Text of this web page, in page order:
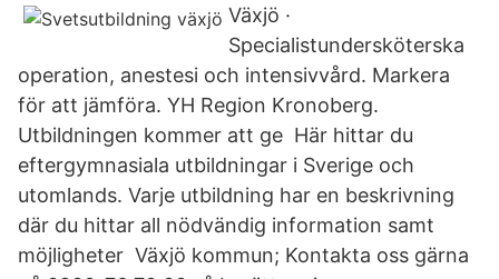
Växjö ·
Specialistundersköterska
operation, anestesi och intensivvård. Markera
för att jämföra. YH Region Kronoberg.
Utbildningen kommer att ge Här hittar du
eftergymnasiala utbildningar i Sverige och
utomlands. Varje utbildning har en beskrivning
där du hittar all nödvändig information samt
möjligheter Växjö kommun; Kontakta oss gärna